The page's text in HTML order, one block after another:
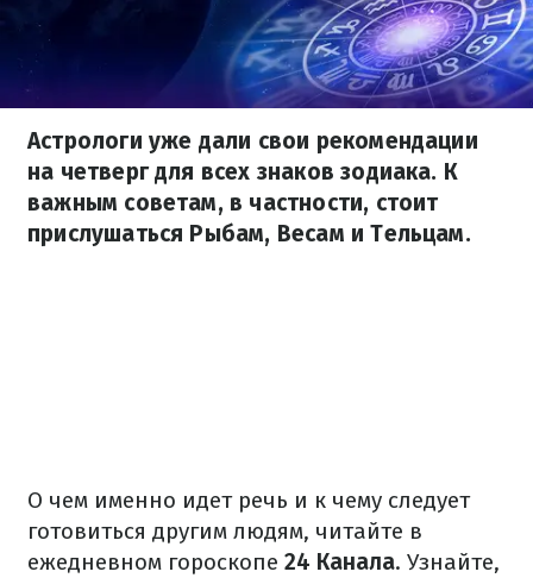
Астрологи уже дали свои рекомендации
на четверг для всех знаков зодиака. К
важным советам, в частности, стоит
прислушаться Рыбам, Весам и Тельцам.
О чем именно идет речь и к чему следует
готовиться другим людям, читайте в
ежедневном гороскопе 24 Канала. Узнайте,